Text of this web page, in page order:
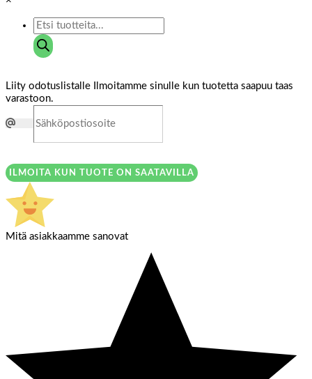
Liity odotuslistalle
Ilmoitamme sinulle kun tuotetta saapuu taas
varastoon.
ILMOITA KUN TUOTE ON SAATAVILLA
Mitä asiakkaamme sanovat